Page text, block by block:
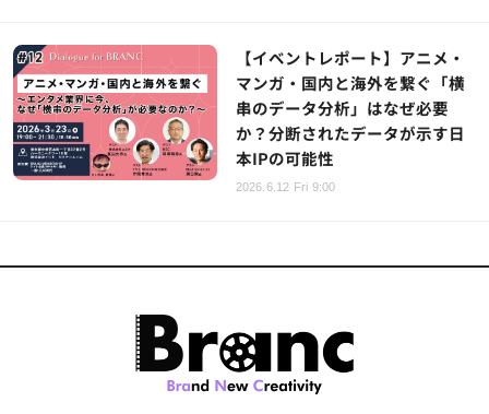
【イベントレポート】アニメ・
マンガ・国内と海外を繋ぐ「横
串のデータ分析」はなぜ必要
か？分断されたデータが示す日
本IPの可能性
2026.6.12 Fri 9:00